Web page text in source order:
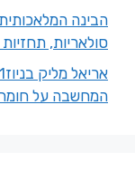
הבינה
סולאריות,
המחשבה על